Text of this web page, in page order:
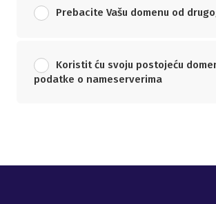
Prebacite Vašu domenu od
Koristit ću svoju postojeću
podatke o nameserverima